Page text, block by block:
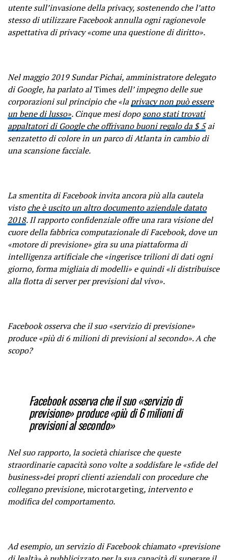
utente sull’invasione della privacy, sostenendo che l’atto
stesso di utilizzare Facebook annulla ogni ragionevole
aspettativa di privacy «come una questione di diritto».
Nel maggio 2019 Sundar Pichai, amministratore delegato
di Google, ha parlato alTimes dell’ impegno delle sue
corporazioni sul principio che «laprivacy non può essere
un bene di lusso». Cinque mesi doposono stati trovati
appaltatori di Google che offrivano buoni regalo da $ 5ai
senzatetto di colore in un parco di Atlanta in cambio di
una scansione facciale.
La smentita di Facebook invita ancora più alla cautela
vistoche è uscito un altro documento aziendale datato
2018. Il rapporto confidenziale offre una rara visione del
cuore della fabbrica computazionale di Facebook, dove un
«motore di previsione» gira su una piattaforma di
intelligenza artificiale che «ingerisce trilioni di dati ogni
giorno, forma migliaia di modelli» e quindi «li distribuisce
alla flotta di server per previsioni dal vivo».
Facebook osserva che il suo «servizio di previsione»
produce «più di 6 milioni di previsioni al secondo». A che
scopo?
Facebook osserva che il suo «servizio di
previsione» produce «più di 6 milioni di
previsioni al secondo»
Nel suo rapporto, la società chiarisce che queste
straordinarie capacità sono volte a soddisfare le «sfide del
business»dei propri clienti aziendali con procedure che
collegano previsione, microtargeting, intervento e
modifica del comportamento.
Ad esempio, un servizio di Facebook chiamato «previsione